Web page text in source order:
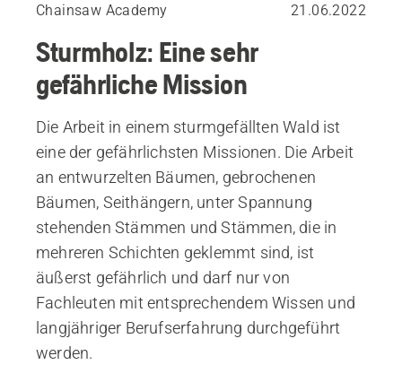
Die richtige Reihenfolge beim Fällen
Chainsaw Academy 21.06.2022
Sturmholz: Eine sehr
gefährliche Mission
Die Arbeit in einem sturmgefällten Wald ist
eine der gefährlichsten Missionen. Die Arbeit
an entwurzelten Bäumen, gebrochenen
Bäumen, Seithängern, unter Spannung
stehenden Stämmen und Stämmen, die in
mehreren Schichten geklemmt sind, ist
äußerst gefährlich und darf nur von
Fachleuten mit entsprechendem Wissen und
langjähriger Berufserfahrung durchgeführt
werden.